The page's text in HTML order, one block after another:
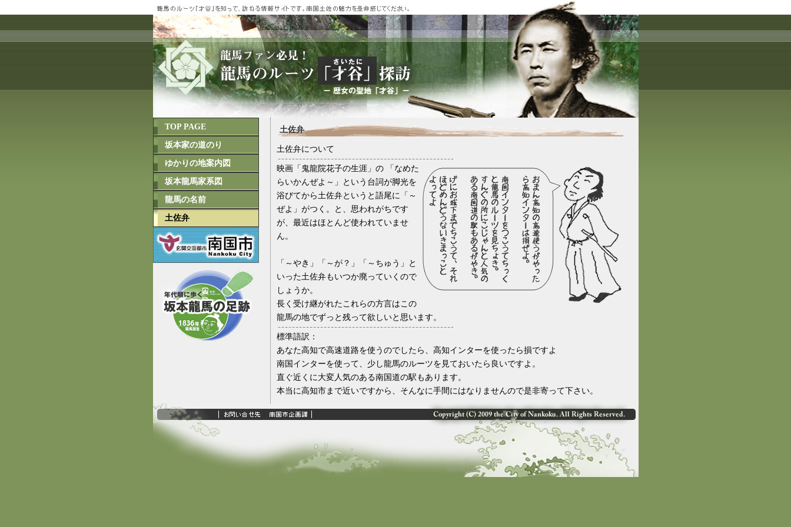
TOP PAGE
坂本家の道のり
ゆかりの地案内図
坂本龍馬家系図
龍馬の名前
土佐弁
土佐弁
土佐弁について
映画「鬼龍院花子の生涯」の 「なめた
らいかんぜよ～」という台詞が脚光を
浴びてから土佐弁というと語尾に「～
ぜよ」がつく。と、思われがちです
が、最近はほとんど使われていませ
ん。
「～やき」「～が？」「～ちゅう」と
いった土佐弁もいつか廃っていくので
しょうか。
長く受け継がれたこれらの方言はこの
龍馬の地でずっと残って欲しいと思います。
標準語訳：
あなた高知で高速道路を使うのでしたら、高知インターを使ったら損ですよ
南国インターを使って、少し龍馬のルーツを見ておいたら良いですよ。
直ぐ近くに大変人気のある南国道の駅もあります。
本当に高知市まで近いですから、そんなに手間にはなりませんので是非寄って下さい。